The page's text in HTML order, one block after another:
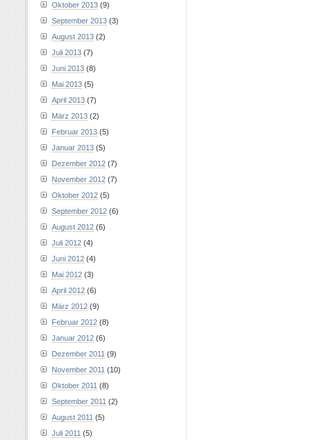
Oktober 2013 (9)
September 2013 (3)
August 2013 (2)
Juli 2013 (7)
Juni 2013 (8)
Mai 2013 (5)
April 2013 (7)
März 2013 (2)
Februar 2013 (5)
Januar 2013 (5)
Dezember 2012 (7)
November 2012 (7)
Oktober 2012 (5)
September 2012 (6)
August 2012 (6)
Juli 2012 (4)
Juni 2012 (4)
Mai 2012 (3)
April 2012 (6)
März 2012 (9)
Februar 2012 (8)
Januar 2012 (6)
Dezember 2011 (9)
November 2011 (10)
Oktober 2011 (8)
September 2011 (2)
August 2011 (5)
Juli 2011 (5)